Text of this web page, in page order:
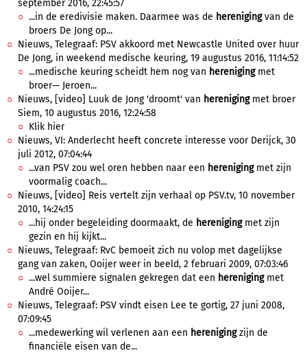
september 2016, 22:45:57
...in de eredivisie maken. Daarmee was de herenigingvan de
broers De Jong op...
Nieuws, Telegraaf: PSV akkoord met Newcastle United over huur
De Jong, in weekend medische keuring, 19 augustus 2016, 11:14:52
...medische keuring scheidt hem nog van herenigingmet
broer— Jeroen...
Nieuws, [video] Luuk de Jong 'droomt' van herenigingmet broer
Siem, 10 augustus 2016, 12:24:58
Klik hier
Nieuws, VI: Anderlecht heeft concrete interesse voor Derijck, 30
juli 2012, 07:04:44
...van PSV zou wel oren hebben naar een herenigingmet zijn
voormalig coach...
Nieuws, [video] Reis vertelt zijn verhaal op PSV.tv, 10 november
2010, 14:24:15
...hij onder begeleiding doormaakt, de herenigingmet zijn
gezin en hij kijkt...
Nieuws, Telegraaf: RvC bemoeit zich nu volop met dagelijkse
gang van zaken, Ooijer weer in beeld, 2 februari 2009, 07:03:46
...wel summiere signalen gekregen dat een herenigingmet
André Ooijer...
Nieuws, Telegraaf: PSV vindt eisen Lee te gortig, 27 juni 2008,
07:09:45
...medewerking wil verlenen aan een herenigingzijn de
financiële eisen van de...